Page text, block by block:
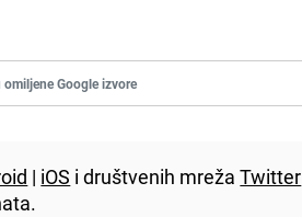
Google izvore
| iOS i društvenih mrežaTwitter